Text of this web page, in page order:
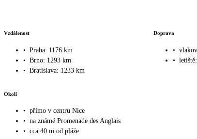
Vzdálenost
• Praha: 1176 km
• Brno: 1293 km
• Bratislava: 1233 km
Doprava
•
•
Okolí
• přímo v centru Nice
• na známé Promenade des Anglais
• cca 40 m od pláže